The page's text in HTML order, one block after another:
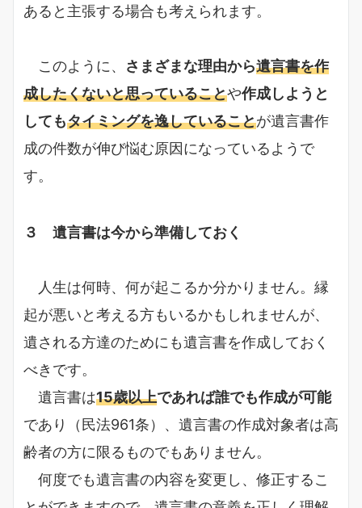
あると主張する場合も考えられます。
このように、 さまざまな理由から遺言書を作
成したくないと思っていることや作成しようと
してもタイミングを逸していることが遺言書作
成の件数が伸び悩む原因になっているようで
す。
３ 遺言書は今から準備しておく
人生は何時、何が起こるか分かりません。縁
起が悪いと考える方もいるかもしれませんが、
遺される方達のためにも遺言書を作成しておく
べきです。
遺言書は15歳以上であれば誰でも作成が可能
であり（民法961条）、遺言書の作成対象者は高
齢者の方に限るものでもありません。
何度でも遺言書の内容を変更し、修正するこ